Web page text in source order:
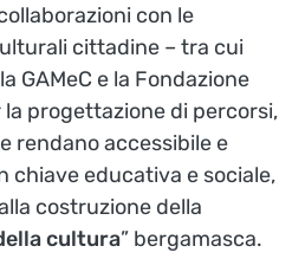
con le
cittadine – tra cui
GAMeC e la Fondazione
progettazione di percorsi,
rendano accessibile e
chiave educativa e sociale,
costruzione della
cultura” bergamasca.